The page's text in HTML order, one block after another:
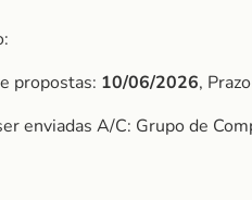
propostas: 10/06/2026,
enviadas A/C: Grupo de